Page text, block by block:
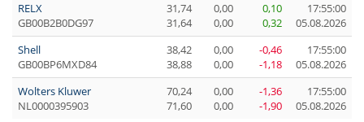
RELX
GB00B2B0DG97
31,74
31,64
0,00
0,00
0,10
0,32
17:55:00
05.08.2026
Shell
GB00BP6MXD84
38,42
38,88
0,00
0,00
-0,46
-1,18
17:55:00
05.08.2026
Wolters Kluwer
NL0000395903
70,24
71,60
0,00
0,00
-1,36
-1,90
17:55:00
05.08.2026